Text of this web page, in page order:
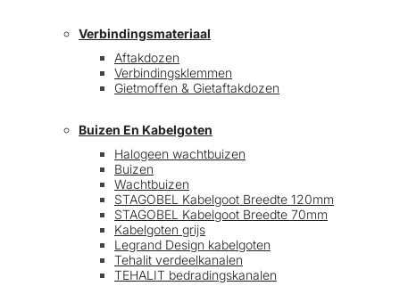
Verbindingsmateriaal
Aftakdozen
Verbindingsklemmen
Gietmoffen & Gietaftakdozen
Buizen En Kabelgoten
Halogeen wachtbuizen
Buizen
Wachtbuizen
STAGOBEL Kabelgoot Breedte 120mm
STAGOBEL Kabelgoot Breedte 70mm
Kabelgoten grijs
Legrand Design kabelgoten
Tehalit verdeelkanalen
TEHALIT bedradingskanalen